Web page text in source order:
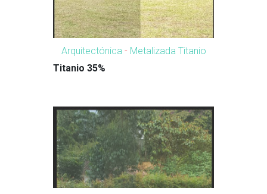
Arquitectónica - Metalizada Titanio
Titanio 35%